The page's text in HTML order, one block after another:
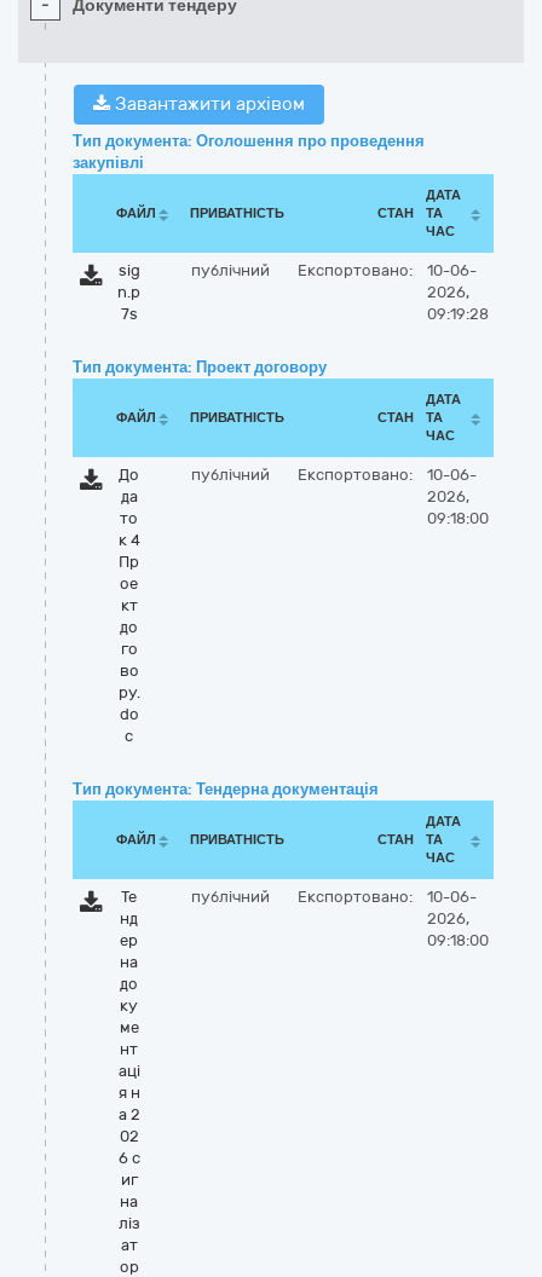
- Документи тендеру
Завантажити архівом
Тип документа: Оголошення про проведення
закупівлі
ФАЙЛ ПРИВАТНІСТЬ СТАН
ДАТА
ТА
ЧАС
sig
n.p
7s
публічний Експортовано:
10-06-
2026,
09:19:28
Тип документа: Проект договору
ФАЙЛ ПРИВАТНІСТЬ СТАН
ДАТА
ТА
ЧАС
До
да
то
к 4
Пр
ое
кт
до
го
во
ру.
do
c
публічний Експортовано:
10-06-
2026,
09:18:00
Тип документа: Тендерна документація
ФАЙЛ ПРИВАТНІСТЬ СТАН
ДАТА
ТА
ЧАС
Те
нд
ер
на
до
ку
ме
нт
аці
я н
а 2
02
6 с
иг
на
ліз
ат
ор
публічний Експортовано:
10-06-
2026,
09:18:00